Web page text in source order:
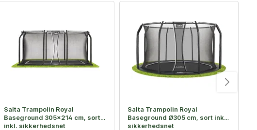
Salta Trampolin Royal
Baseground 305x214 cm, sort
inkl. sikkerhedsnet
Salta Trampolin Royal
Baseground Ø305 cm, sort inkl.
sikkerhedsnet